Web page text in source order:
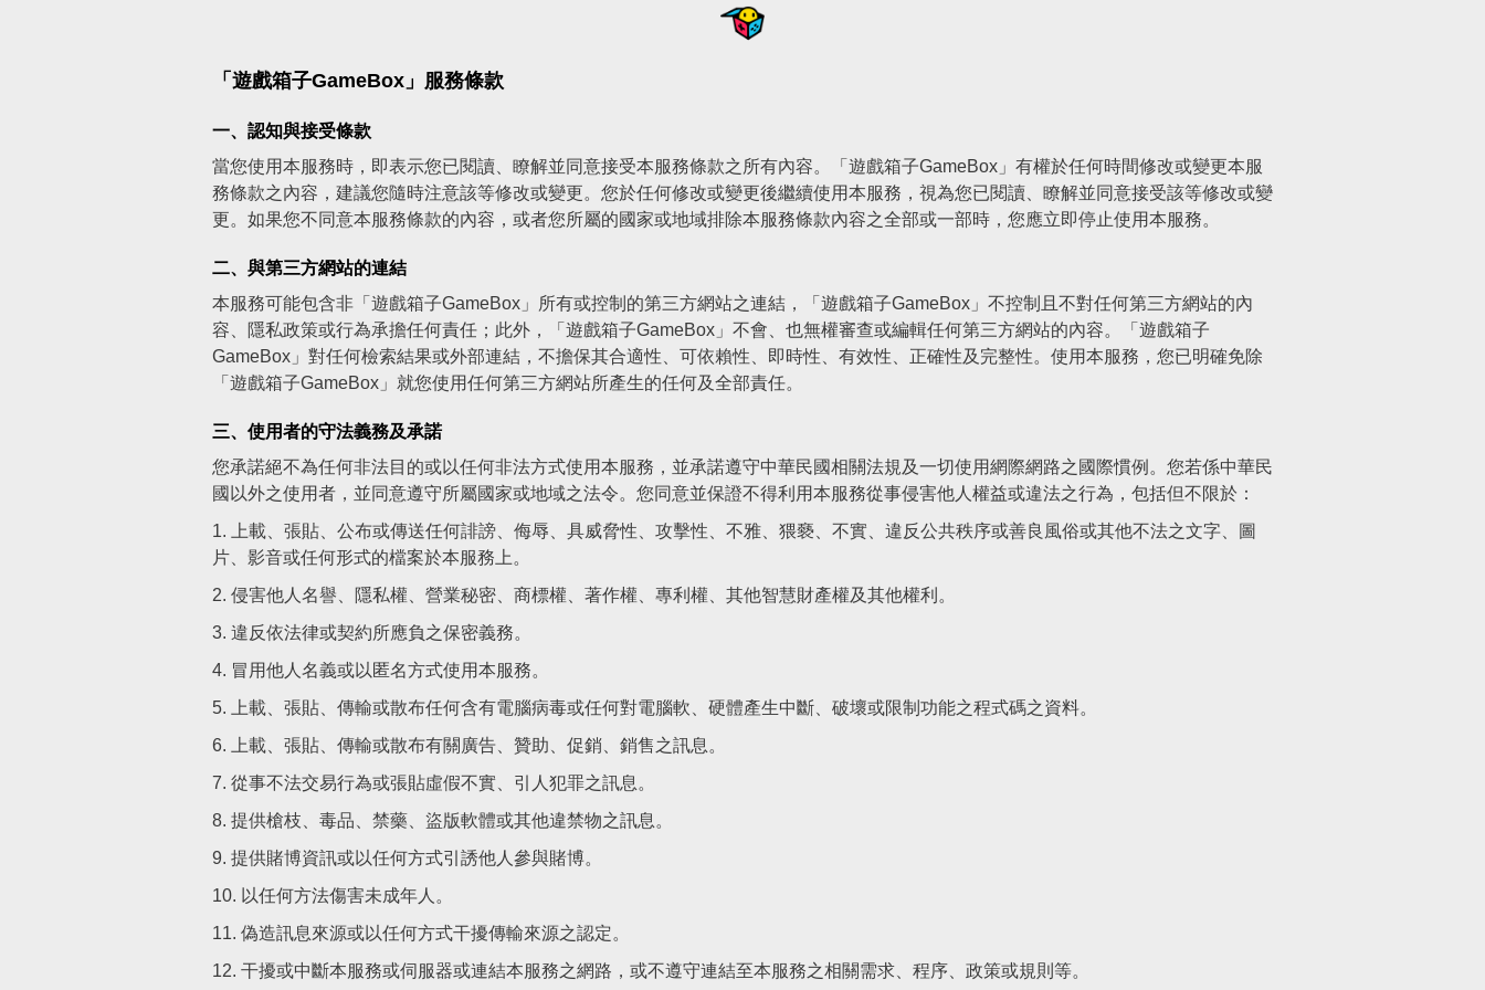
「遊戲箱子GameBox」服務條款
一、認知與接受條款
當您使用本服務時，即表示您已閱讀、瞭解並同意接受本服務條款之所有內容。「遊戲箱子GameBox」有權於任何時間修改或變更本服
務條款之內容，建議您隨時注意該等修改或變更。您於任何修改或變更後繼續使用本服務，視為您已閱讀、瞭解並同意接受該等修改或變
更。如果您不同意本服務條款的內容，或者您所屬的國家或地域排除本服務條款內容之全部或一部時，您應立即停止使用本服務。
二、與第三方網站的連結
本服務可能包含非「遊戲箱子GameBox」所有或控制的第三方網站之連結，「遊戲箱子GameBox」不控制且不對任何第三方網站的內
容、隱私政策或行為承擔任何責任；此外，「遊戲箱子GameBox」不會、也無權審查或編輯任何第三方網站的內容。「遊戲箱子
GameBox」對任何檢索結果或外部連結，不擔保其合適性、可依賴性、即時性、有效性、正確性及完整性。使用本服務，您已明確免除
「遊戲箱子GameBox」就您使用任何第三方網站所產生的任何及全部責任。
三、使用者的守法義務及承諾
您承諾絕不為任何非法目的或以任何非法方式使用本服務，並承諾遵守中華民國相關法規及一切使用網際網路之國際慣例。您若係中華民
國以外之使用者，並同意遵守所屬國家或地域之法令。您同意並保證不得利用本服務從事侵害他人權益或違法之行為，包括但不限於：
上載、張貼、公布或傳送任何誹謗、侮辱、具威脅性、攻擊性、不雅、猥褻、不實、違反公共秩序或善良風俗或其他不法之文字、圖
片、影音或任何形式的檔案於本服務上。
侵害他人名譽、隱私權、營業秘密、商標權、著作權、專利權、其他智慧財產權及其他權利。
違反依法律或契約所應負之保密義務。
冒用他人名義或以匿名方式使用本服務。
上載、張貼、傳輸或散布任何含有電腦病毒或任何對電腦軟、硬體產生中斷、破壞或限制功能之程式碼之資料。
上載、張貼、傳輸或散布有關廣告、贊助、促銷、銷售之訊息。
從事不法交易行為或張貼虛假不實、引人犯罪之訊息。
提供槍枝、毒品、禁藥、盜版軟體或其他違禁物之訊息。
提供賭博資訊或以任何方式引誘他人參與賭博。
以任何方法傷害未成年人。
偽造訊息來源或以任何方式干擾傳輸來源之認定。
干擾或中斷本服務或伺服器或連結本服務之網路，或不遵守連結至本服務之相關需求、程序、政策或規則等。